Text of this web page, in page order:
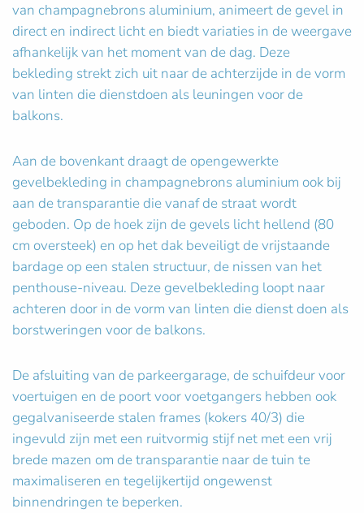
van champagnebrons aluminium, animeert de gevel in
direct en indirect licht en biedt variaties in de weergave
afhankelijk van het moment van de dag. Deze
bekleding strekt zich uit naar de achterzijde in de vorm
van linten die dienstdoen als leuningen voor de
balkons.
Aan de bovenkant draagt de opengewerkte
gevelbekleding in champagnebrons aluminium ook bij
aan de transparantie die vanaf de straat wordt
geboden. Op de hoek zijn de gevels licht hellend (80
cm oversteek) en op het dak beveiligt de vrijstaande
bardage op een stalen structuur, de nissen van het
penthouse-niveau. Deze gevelbekleding loopt naar
achteren door in de vorm van linten die dienst doen als
borstweringen voor de balkons.
De afsluiting van de parkeergarage, de schuifdeur voor
voertuigen en de poort voor voetgangers hebben ook
gegalvaniseerde stalen frames (kokers 40/3) die
ingevuld zijn met een ruitvormig stijf net met een vrij
brede mazen om de transparantie naar de tuin te
maximaliseren en tegelijkertijd ongewenst
binnendringen te beperken.